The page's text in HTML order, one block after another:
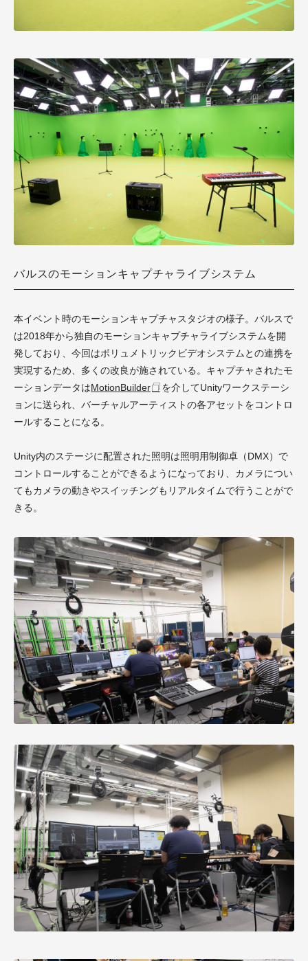
バルスのモーションキャプチャライブシステム
本イベント時のモーションキャプチャスタジオの様子。バルスで
は2018年から独自のモーションキャプチャライブシステムを開
発しており、今回はボリュメトリックビデオシステムとの連携を
実現するため、多くの改良が施されている。キャプチャされたモ
ーションデータはMotionBuilder
を介してUnityワークステーシ
ョンに送られ、バーチャルアーティストの各アセットをコントロ
ールすることになる。
Unity内のステージに配置された照明は照明用制御卓（DMX）で
コントロールすることができるようになっており、カメラについ
てもカメラの動きやスイッチングもリアルタイムで行うことがで
きる。